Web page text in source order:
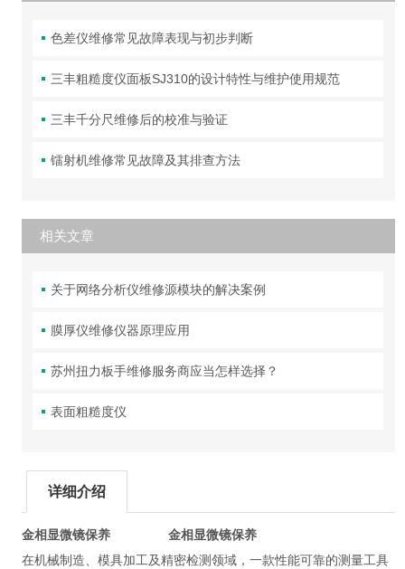
色差仪维修常见故障表现与初步判断
三丰粗糙度仪面板SJ310的设计特性与维护使用规范
三丰千分尺维修后的校准与验证
镭射机维修常见故障及其排查方法
相关文章
关于网络分析仪维修源模块的解决案例
膜厚仪维修仪器原理应用
苏州扭力板手维修服务商应当怎样选择？
表面粗糙度仪
详细介绍
金相显微镜保养
金相显微镜保养
在机械制造、模具加工及精密检测领域，一款性能可靠的测量工具